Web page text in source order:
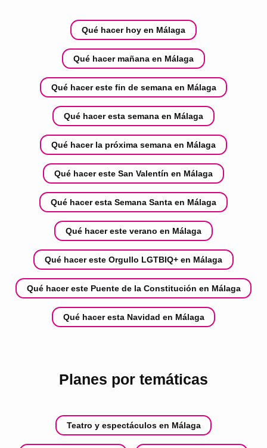
Qué hacer hoy en Málaga
Qué hacer mañana en Málaga
Qué hacer este fin de semana en Málaga
Qué hacer esta semana en Málaga
Qué hacer la próxima semana en Málaga
Qué hacer este San Valentín en Málaga
Qué hacer esta Semana Santa en Málaga
Qué hacer este verano en Málaga
Qué hacer este Orgullo LGTBIQ+ en Málaga
Qué hacer este Puente de la Constitución en Málaga
Qué hacer esta Navidad en Málaga
Planes por temáticas
Teatro y espectáculos en Málaga